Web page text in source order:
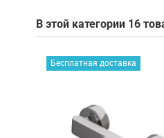
В этой категории 16
Бесплатная доставка